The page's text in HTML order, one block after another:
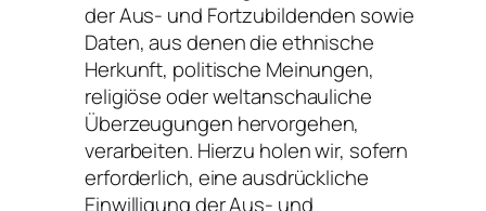
der Aus- und Fortzubildenden sowie
Daten, aus denen die ethnische
Herkunft, politische Meinungen,
religiöse oder weltanschauliche
Überzeugungen hervorgehen,
verarbeiten. Hierzu holen wir, sofern
erforderlich, eine ausdrückliche
Einwilligung der Aus- und